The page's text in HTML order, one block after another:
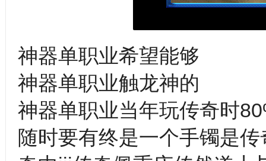
神器单职业希望能够
神器单职业触龙神的
神器单职业当年玩传奇时
随时要有终是一个手镯是